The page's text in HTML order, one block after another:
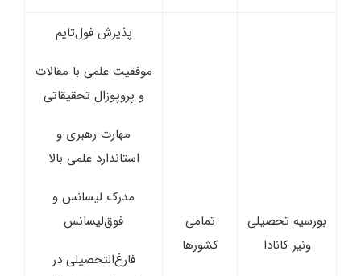
بورسیه تحصیلی
ونیر کانادا
تمامی
کشورها
پذیرش فول‌تایم
موفقیت علمی با مقالات
و پروپوزال تحقیقاتی
مهارت رهبری و
استاندارد علمی بالا
مدرک لیسانس و
فوق‌لیسانس
فارغ‌التحصیلی در